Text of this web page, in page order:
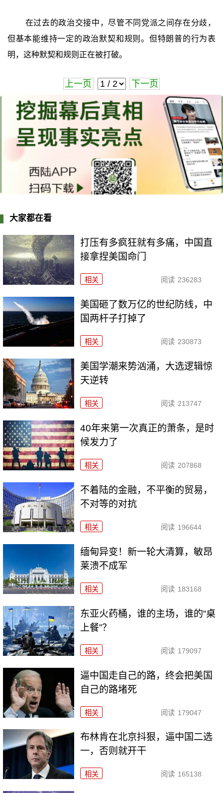
在过去的政治交接中，尽管不同党派之间存在分歧，
但基本能维持一定的政治默契和规则。但特朗普的行为表
明，这种默契和规则正在被打破。
上一页 下一页
大家都在看
打压有多疯狂就有多痛，中国直
接拿捏美国命门
相关 阅读 236283
美国砸了数万亿的世纪防线，中
国两杆子打掉了
相关 阅读 230873
美国学潮来势汹涌，大选逻辑惊
天逆转
相关 阅读 213747
40年来第一次真正的萧条，是时
候发力了
相关 阅读 207868
不着陆的金融，不平衡的贸易，
不对等的对抗
相关 阅读 196644
缅甸异变！新一轮大清算，敏昂
莱溃不成军
相关 阅读 183168
东亚火药桶，谁的主场，谁的“桌
上餐”？
相关 阅读 179097
逼中国走自己的路，终会把美国
自己的路堵死
相关 阅读 179047
布林肯在北京抖狠，逼中国二选
一，否则就开干
相关 阅读 165138